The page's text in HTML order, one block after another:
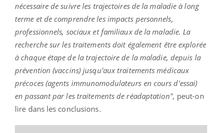
nécessaire de suivre les trajectoires de la maladie à long
terme et de comprendre les impacts personnels,
professionnels, sociaux et familiaux de la maladie. La
recherche sur les traitements doit également être explorée
à chaque étape de la trajectoire de la maladie, depuis la
prévention (vaccins) jusqu'aux traitements médicaux
précoces (agents immunomodulateurs en cours d'essai)
en passant par les traitements de réadaptation", peut-on
lire dans les conclusions.